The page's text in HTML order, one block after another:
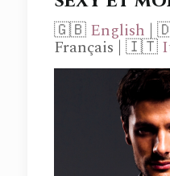
🇬🇧 English |
Français | 🇮🇹